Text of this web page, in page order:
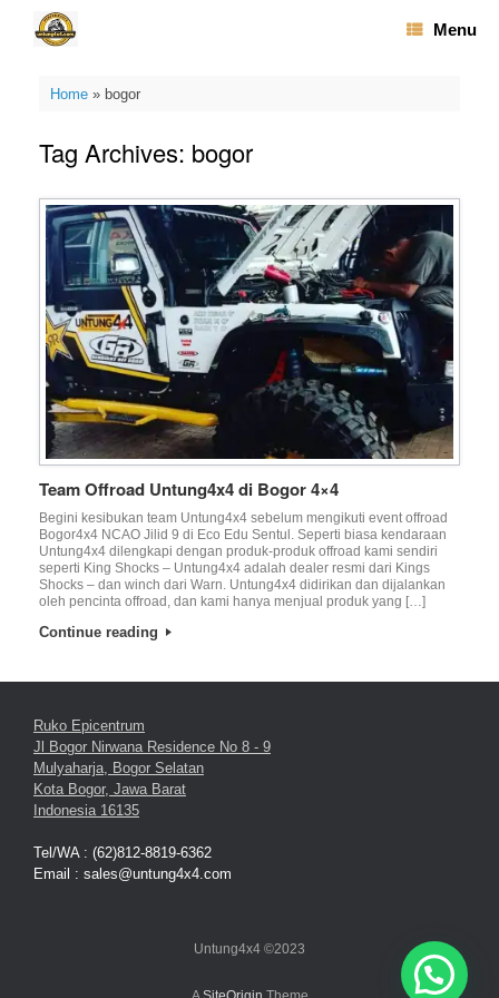
Menu
Home» bogor
Tag Archives: bogor
Team Offroad Untung4x4 di Bogor 4×4
Begini kesibukan team Untung4x4 sebelum mengikuti event offroad
Bogor4x4 NCAO Jilid 9 di Eco Edu Sentul. Seperti biasa kendaraan
Untung4x4 dilengkapi dengan produk-produk offroad kami sendiri
seperti King Shocks – Untung4x4 adalah dealer resmi dari Kings
Shocks – dan winch dari Warn. Untung4x4 didirikan dan dijalankan
oleh pencinta offroad, dan kami hanya menjual produk yang […]
Continue reading
Ruko Epicentrum
Jl Bogor Nirwana Residence No 8 - 9
Mulyaharja, Bogor Selatan
Kota Bogor, Jawa Barat
Indonesia 16135
Tel/WA : (62)812-8819-6362
Email : sales@untung4x4.com
Untung4x4 ©2023